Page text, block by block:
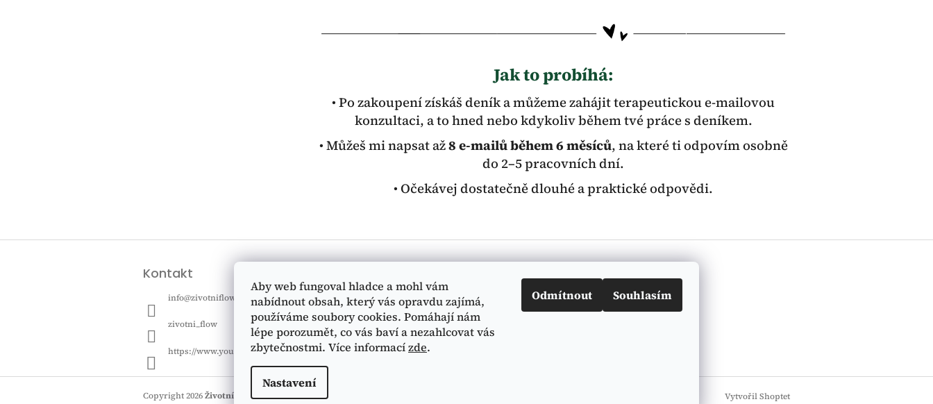
Aby web fungoval hladce a mohl vám
nabídnout obsah, který vás opravdu zajímá,
používáme soubory cookies. Pomáhají nám
lépe porozumět, co vás baví a nezahlcovat vás
zbytečnostmi. Více informacízde.
Nastavení
Odmítnout Souhlasím
Jak to probíhá:
• Po zakoupení získáš deník a můžeme zahájit terapeutickou e-mailovou
konzultaci, a to hned nebo kdykoliv během tvé práce s deníkem.
• Můžeš mi napsat až8 e-mailů během 6 měsíců, na které ti odpovím osobně
do 2–5 pracovních dní.
• Očekávej dostatečně dlouhé a praktické odpovědi.
Z
Kontakt
info@zivotniflow.cz
zivotni_flow
https://www.youtube.com/@zivotniFLOW
Všeobecné obchodní podmínky
Zásady práce s osobními údaji
Vytvořil Shoptet
Copyright 2026Životní FLOW. Všechna práva vyhrazena.